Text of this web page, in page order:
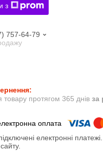
з
757-64-79
товару протягом 365 днів за
електронні